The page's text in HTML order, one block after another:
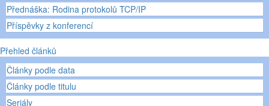
Přednáška: Rodina protokolů TCP/IP
Příspěvky z konferencí
Přehled článků
Články podle data
Články podle titulu
Seriály